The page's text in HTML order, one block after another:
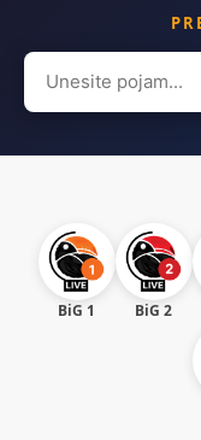
Search
for:
BiG 1 BiG 2